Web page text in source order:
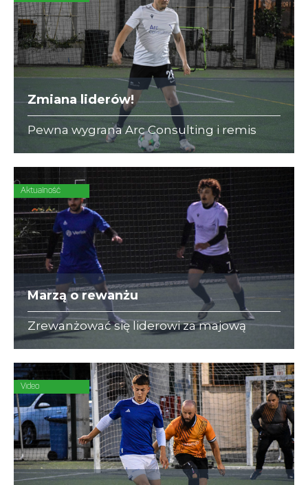
Zmiana liderów!
Pewna wygrana Arc Consulting i remis
KRK Lions sprawiły, że drużyny te zostały
nowymi liderami w swoich ligach.
Aktualność
Marzą o rewanżu
Zrewanżować się liderowi za majową
porażkę (1:6) spróbują w hicie zawodnicy
Arc Consulting.
Video